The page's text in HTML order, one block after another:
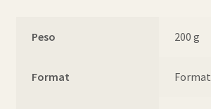
Peso 200 g
Format Format